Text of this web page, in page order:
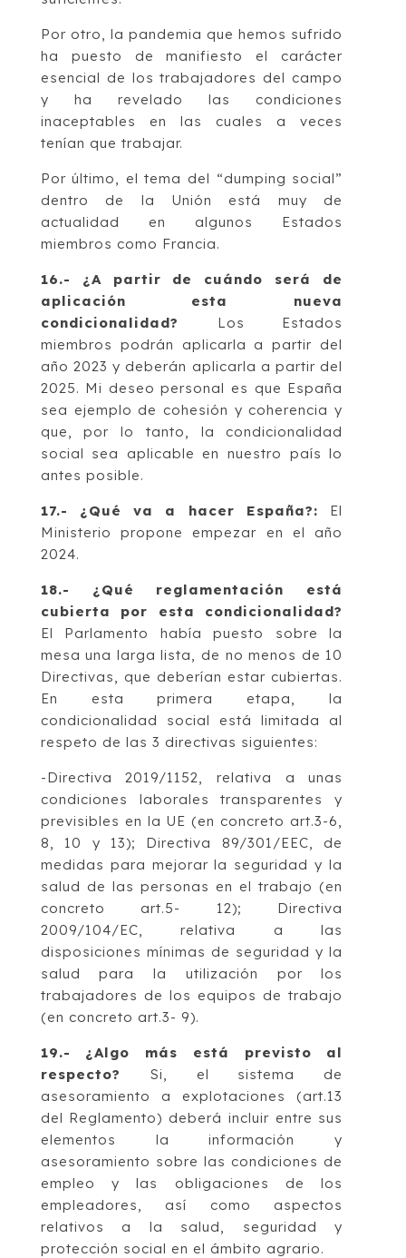
Por otro, la pandemia que hemos sufrido
ha puesto de manifiesto el carácter
esencial de los trabajadores del campo
y ha revelado las condiciones
inaceptables en las cuales a veces
tenían que trabajar.
Por último, el tema del “dumping social”
dentro de la Unión está muy de
actualidad en algunos Estados
miembros como Francia.
16.- ¿A partir de cuándo será de
aplicación esta nueva
condicionalidad? Los Estados
miembros podrán aplicarla a partir del
año 2023 y deberán aplicarla a partir del
2025. Mi deseo personal es que España
sea ejemplo de cohesión y coherencia y
que, por lo tanto, la condicionalidad
social sea aplicable en nuestro país lo
antes posible.
17.- ¿Qué va a hacer España?: El
Ministerio propone empezar en el año
2024.
18.- ¿Qué reglamentación está
cubierta por esta condicionalidad?
El Parlamento había puesto sobre la
mesa una larga lista, de no menos de 10
Directivas, que deberían estar cubiertas.
En esta primera etapa, la
condicionalidad social está limitada al
respeto de las 3 directivas siguientes:
-Directiva 2019/1152, relativa a unas
condiciones laborales transparentes y
previsibles en la UE (en concreto art.3-6,
8, 10 y 13); Directiva 89/301/EEC, de
medidas para mejorar la seguridad y la
salud de las personas en el trabajo (en
concreto art.5- 12); Directiva
2009/104/EC, relativa a las
disposiciones mínimas de seguridad y la
salud para la utilización por los
trabajadores de los equipos de trabajo
(en concreto art.3- 9).
19.- ¿Algo más está previsto al
respecto? Si, el sistema de
asesoramiento a explotaciones (art.13
del Reglamento) deberá incluir entre sus
elementos la información y
asesoramiento sobre las condiciones de
empleo y las obligaciones de los
empleadores, así como aspectos
relativos a la salud, seguridad y
protección social en el ámbito agrario.